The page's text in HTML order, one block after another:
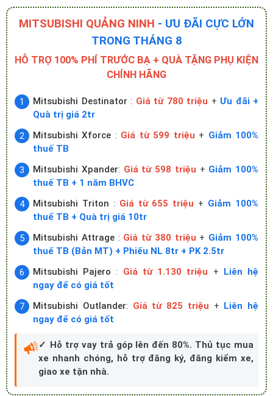
MITSUBISHI QUẢNG NINH - ƯU ĐÃI CỰC LỚN
TRONG THÁNG 8
HỖ TRỢ 100% PHÍ TRƯỚC BẠ + QUÀ TẶNG PHỤ KIỆN
CHÍNH HÃNG
Mitsubishi Destinator : Giá từ 780 triệu + Ưu đãi +
Quà trị giá 2tr
Mitsubishi Xforce : Giá từ 599 triệu + Giảm 100%
thuế TB
Mitsubishi Xpander: Giá từ 598 triệu + Giảm 100%
thuế TB + 1 năm BHVC
Mitsubishi Triton : Giá từ 655 triệu + Giảm 100%
thuế TB + Quà trị giá 10tr
Mitsubishi Attrage : Giá từ 380 triệu + Giảm 100%
thuế TB (Bản MT) + Phiếu NL 8tr + PK 2.5tr
Mitsubishi Pajero: Giá từ 1.130 triệu + Liên hệ
ngay để có giá tốt
Mitsubishi Outlander: Giá từ 825 triệu + Liên hệ
ngay để có giá tốt
✓ Hỗ trợ vay trả góp lên đến 80%. Thủ tục mua
xe nhanh chóng, hỗ trợ đăng ký, đăng kiểm xe,
giao xe tận nhà.